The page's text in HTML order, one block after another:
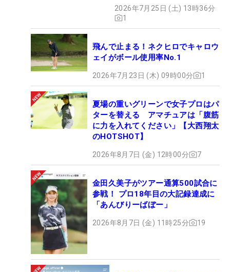
2026年7月25日 (土) 13時36分
1
飛んで止まる！ネクヒロでキャロウ
ェイがボール使用率No.1
2026年7月23日 (木) 09時00分 1
夏場の重いグリーンで女子プロはパ
ターを替える アマチュアは「腹筋
に力を入れてください」【大西翔太
のHOTSHOT】
2026年8月7日 (金) 12時00分 7
金田久美子がツアー通算500試合に
参戦！ プロ18年目の大記録達成に
「あんびりーばぼー」
2026年8月7日 (金) 11時25分 19